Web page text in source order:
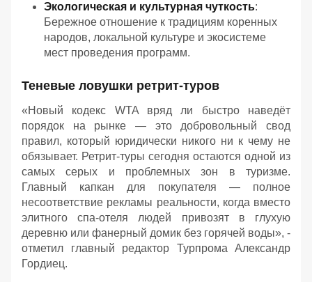
Экологическая и культурная чуткость:
Бережное отношение к традициям коренных
народов, локальной культуре и экосистеме
мест проведения программ.
Теневые ловушки ретрит-туров
«Новый кодекс WTA вряд ли быстро наведёт
порядок на рынке — это добровольный свод
правил, который юридически никого ни к чему не
обязывает. Ретрит-туры сегодня остаются одной из
самых серых и проблемных зон в туризме.
Главный капкан для покупателя — полное
несоответствие рекламы реальности, когда вместо
элитного спа-отеля людей привозят в глухую
деревню или фанерный домик без горячей воды», -
отметил главный редактор Турпрома Александр
Гордиец.